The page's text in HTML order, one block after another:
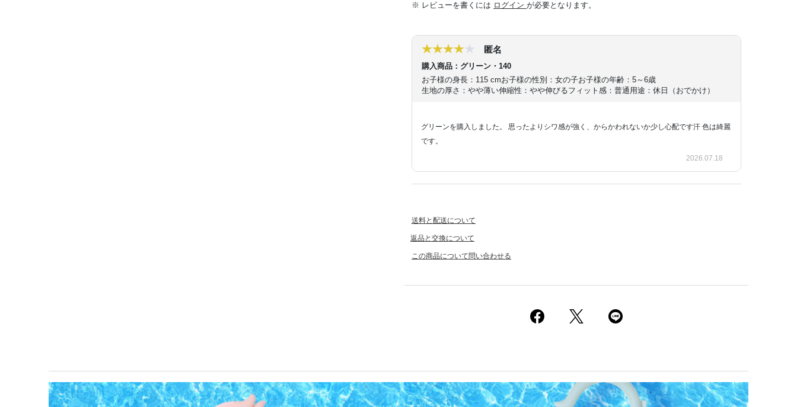
※ レビューを書くには ログイン が必要となります。
匿名
購入商品：グリーン・140
お子様の身長：115 cmお子様の性別：女の子お子様の年齢：5～6歳
生地の厚さ：やや薄い伸縮性：やや伸びるフィット感：普通用途：休日（おでかけ）
グリーンを購入しました。 思ったよりシワ感が強く、からかわれないか少し心配です汗 色は綺麗
です。
2026.07.18
送料と配送について
返品と交換について
この商品について問い合わせる